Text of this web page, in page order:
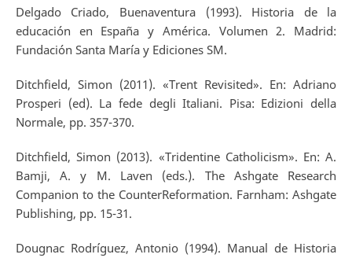
Delgado Criado, Buenaventura (1993). Historia de la
educación en España y América. Volumen 2. Madrid:
Fundación Santa María y Ediciones SM.
Ditchfield, Simon (2011). «Trent Revisited». En: Adriano
Prosperi (ed). La fede degli Italiani. Pisa: Edizioni della
Normale, pp. 357-370.
Ditchfield, Simon (2013). «Tridentine Catholicism». En: A.
Bamji, A. y M. Laven (eds.). The Ashgate Research
Companion to the CounterReformation. Farnham: Ashgate
Publishing, pp. 15-31.
Dougnac Rodríguez, Antonio (1994). Manual de Historia